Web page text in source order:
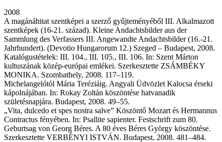
2008
A magánáhitat szentképei a szerző gyűjteményéből III. Alkalmazott
szentképek (16-21. század). Kleine Andachtsbilder aus der
Sammlung des Verfassers III. Angewandte Andachtsbilder (16.-21.
Jahrhundert). (Devotio Hungarorum 12.) Szeged – Budapest, 2008.
Katalógustételek: III. 104., III. 105., III. 106. In: Szent Márton
kultuszának közép-európai emlékei. Szerkesztette ZSÁMBÉKY
MONIKA. Szombathely, 2008. 117–119.
Michelangelótól Mária Teréziáig. Angyali Üdvözlet Kalocsa érseki
kápolnájában. In: Rokay Zoltán köszöntése hatvanadik
születésnapjára. Budapest, 2008. 49–55.
„Vita, dulcedo et spes nostra salve” Köszöntő Mozart és Hermannus
Contractus fényében. In: Psallite sapienter. Festschrift zum 80.
Geburtsag von Georg Béres. A 80 éves Béres György köszöntése.
Szerkesztette VERBÉNYI ISTVÁN. Budapest, 2008. 481–484.